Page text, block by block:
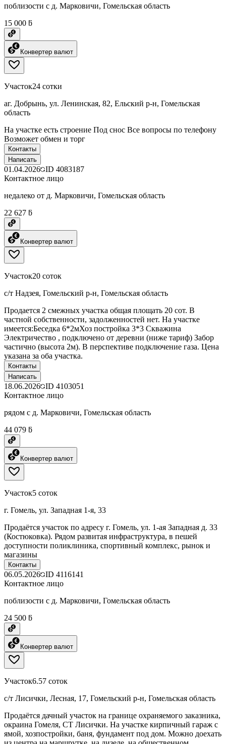
поблизости с д. Марковичи, Гомельская область
15 000 ƃ
Конвертер валют
Участок24 сотки
аг. Добрынь, ул. Ленинская, 82, Ельский р-н, Гомельская
область
На участке есть строение Под снос Все вопросы по телефону
Возможет обмен и торг
Контакты
Написать
01.04.2026 ID 4083187
Контактное лицо
недалеко от д. Марковичи, Гомельская область
22 627 ƃ
Конвертер валют
Участок20 соток
с/т Надзея, Гомельский р-н, Гомельская область
Продается 2 смежных участка общая площать 20 сот. В
частной собственности, задолженностей нет. На участке
имеется:Беседка 6*2мХоз постройка 3*3 Скважина
Электричество , подключено от деревни (ниже тариф) Забор
частично (высота 2м). В перспективе подключение газа. Цена
указана за оба участка.
Контакты
Написать
18.06.2026 ID 4103051
Контактное лицо
рядом с д. Марковичи, Гомельская область
44 079 ƃ
Конвертер валют
Участок5 соток
г. Гомель, ул. Западная 1-я, 33
Продаётся участок по адресу г. Гомель, ул. 1-ая Западная д. 33
(Костюковка). Рядом развитая инфраструктура, в пешей
доступности поликлиника, спортивный комплекс, рынок и
магазины
Контакты
06.05.2026 ID 4116141
Контактное лицо
поблизости с д. Марковичи, Гомельская область
24 500 ƃ
Конвертер валют
Участок6.57 соток
с/т Лисички, Лесная, 17, Гомельский р-н, Гомельская область
Продаётся дачный участок на границе охраняемого заказника,
окраина Гомеля, СТ Лисички. На участке кирпичный гараж с
ямой, хозпостройки, баня, фундамент под дом. Можно доехать